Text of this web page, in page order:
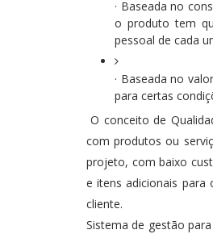
· Baseada no
o produto tem
pessoal de cada
· Baseada no
para certas
O conceito de
com produtos ou
projeto, com baixo
e itens adicionais para
cliente.
Sistema de gestão